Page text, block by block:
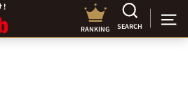
RANKING SEARCH